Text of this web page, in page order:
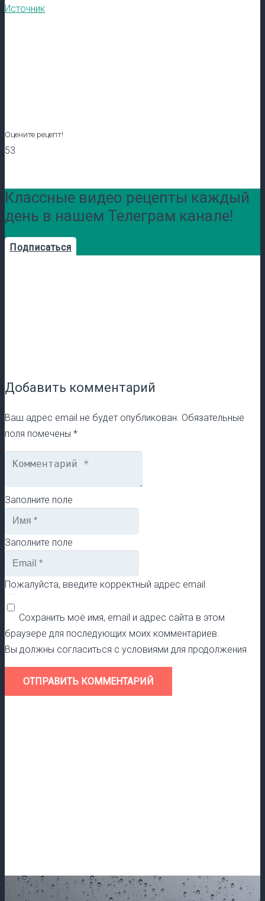
Источник
Оцените рецепт!
53
Классные видео рецепты каждый
день в нашем Телеграм канале!
Подписаться
Добавить комментарий
Ваш адрес email не будет опубликован. Обязательные
поля помечены *
Заполните поле
Заполните поле
Пожалуйста, введите корректный адрес email.
Сохранить моё имя, email и адрес сайта в этом
браузере для последующих моих комментариев.
Вы должны согласиться с условиями для продолжения
ОТПРАВИТЬ КОММЕНТАРИЙ